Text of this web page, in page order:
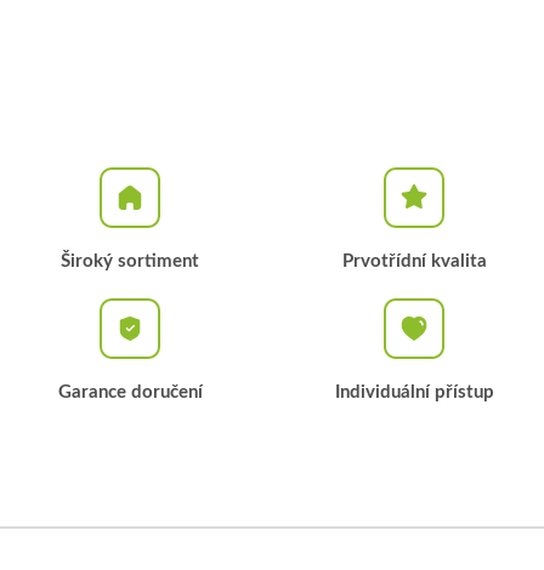
Široký sortiment Prvotřídní kvalita
Garance doručení Individuální přístup